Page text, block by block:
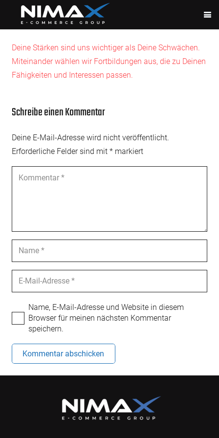
Deine Stärken sind uns wichtiger als Deine Schwächen.
Miteinander wählen wir Fortbildungen aus, die zu Deinen
Fähigkeiten und Interessen passen.
Schreibe einen Kommentar
Deine E-Mail-Adresse wird nicht veröffentlicht.
Erforderliche Felder sind mit * markiert
Name, E-Mail-Adresse und Website in diesem
Browser für meinen nächsten Kommentar
speichern.
Kommentar abschicken